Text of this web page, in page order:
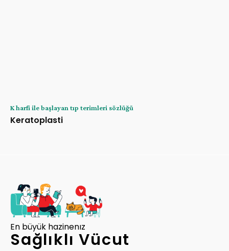
K harfi ile başlayan tıp terimleri sözlüğü
Keratoplasti
En büyük hazinenız
Sağlıklı Vücut